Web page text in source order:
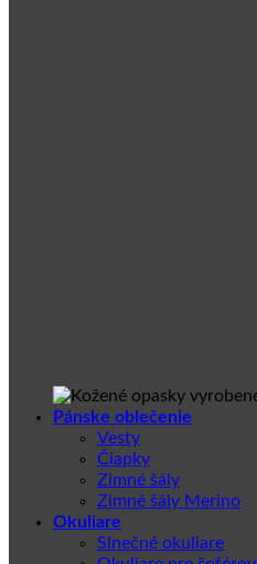
Pánske oblečenie
Vesty
Čiapky
Zimné šály
Zimné šály Merino
Okuliare
Slnečné okuliare